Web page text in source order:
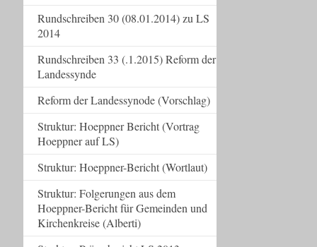
Rundschreiben 30 (08.01.2014) zu LS
2014
Rundschreiben 33 (.1.2015) Reform der
Landessynde
Reform der Landessynode (Vorschlag)
Struktur: Hoeppner Bericht (Vortrag
Hoeppner auf LS)
Struktur: Hoeppner-Bericht (Wortlaut)
Struktur: Folgerungen aus dem
Hoeppner-Bericht für Gemeinden und
Kirchenkreise (Alberti)